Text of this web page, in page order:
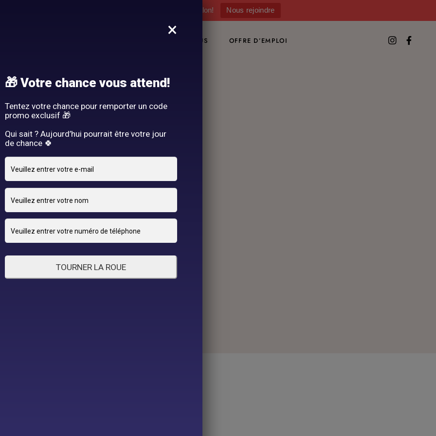
Hair By R! Nos cartes cadeau vous attendent au salon! Nous rejoindre
DEMANDE DE RENDEZ-VOUS OFFRE D’EMPLOI
24 OCTOBRE 2024
adriano
×
🎁 Votre chance vous attend!
Tentez votre chance pour remporter un code
promo exclusif 🎁
Qui sait ? Aujourd’hui pourrait être votre jour
de chance 🍀
TOURNER LA ROUE